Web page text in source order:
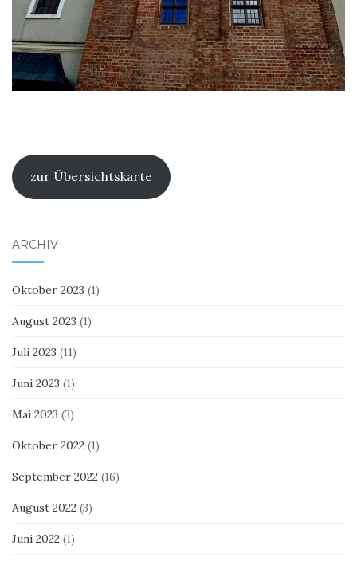
zur Übersichtskarte
ARCHIV
Oktober 2023 (1)
August 2023 (1)
Juli 2023 (11)
Juni 2023 (1)
Mai 2023 (3)
Oktober 2022 (1)
September 2022 (16)
August 2022 (3)
Juni 2022 (1)